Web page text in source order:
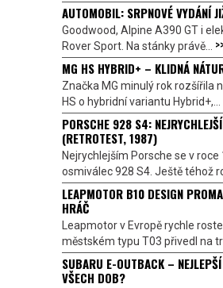
AUTOMOBIL: SRPNOVÉ VYDÁNÍ
Goodwood, Alpine A390 GT i
Rover Sport. Na stánky právě...
MG HS HYBRID+ – KLIDNÁ
Značka MG minulý rok rozšířila
HS o hybridní variantu Hybrid+,...
PORSCHE 928 S4:
(RETROTEST, 1987)
Nejrychlejším Porsche se v roce
osmiválec 928 S4. Ještě téhož
LEAPMOTOR B10 DESIGN
HRÁČ
Leapmotor v Evropě rychle
městském typu T03 přivedl na
SUBARU E-OUTBACK –
VŠECH DOB?